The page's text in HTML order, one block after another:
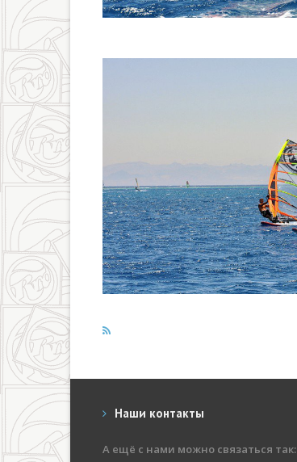
Наши контакты
А ещё с нами можно связаться так: